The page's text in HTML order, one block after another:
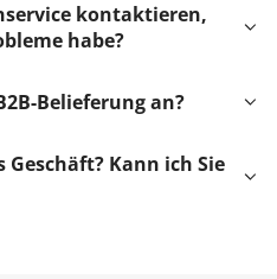
kontaktieren,
habe?
Belieferung an?
Kann ich Sie